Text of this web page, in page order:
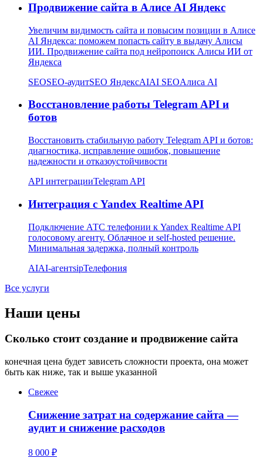
Продвижение сайта в Алисе AI Яндекс
Увеличим видимость сайта и повысим позиции в Алисе
AI Яндекса: поможем попасть сайту в выдачу Алисы
ИИ. Продвижение сайта под нейропоиск Алисы ИИ от
Яндекса
SEOSEO-аудитSEO ЯндексAIAI SEOАлиса AI
Восстановление работы Telegram API и
ботов
Восстановить стабильную работу Telegram API и ботов:
диагностика, исправление ошибок, повышение
надежности и отказоустойчивости
API интеграцииTelegram API
Интеграция с Yandex Realtime API
Подключение АТС телефонии к Yandex Realtime API
голосовому агенту. Облачное и self-hosted решение.
Минимальная задержка, полный контроль
AIAI-агентsipТелефония
Все услуги
Наши цены
Сколько стоит создание и продвижение сайта
конечная цена будет зависеть сложности проекта, она может
быть как ниже, так и выше указанной
Свежее
Снижение затрат на содержание сайта —
аудит и снижение расходов
8 000 ₽